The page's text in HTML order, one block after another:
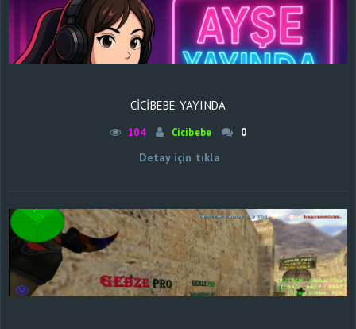
CİCİBEBE YAYINDA
104 Cicibebe 0
Detay için tıkla